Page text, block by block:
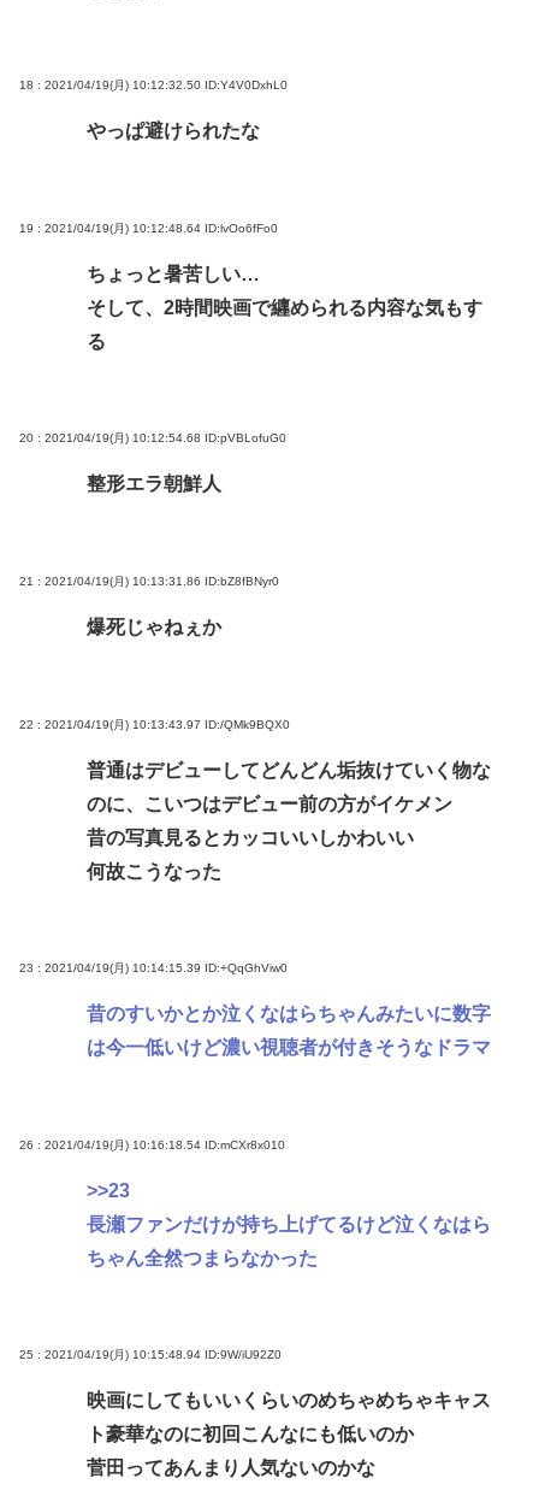
18 : 2021/04/19(月) 10:12:32.50 ID:Y4V0DxhL0
やっぱ避けられたな
19 : 2021/04/19(月) 10:12:48.64 ID:lvOo6fFo0
ちょっと暑苦しい…
そして、2時間映画で纒められる内容な気もす
る
20 : 2021/04/19(月) 10:12:54.68 ID:pVBLofuG0
整形エラ朝鮮人
21 : 2021/04/19(月) 10:13:31.86 ID:bZ8fBNyr0
爆死じゃねぇか
22 : 2021/04/19(月) 10:13:43.97 ID:/QMk9BQX0
普通はデビューしてどんどん垢抜けていく物な
のに、こいつはデビュー前の方がイケメン
昔の写真見るとカッコいいしかわいい
何故こうなった
23 : 2021/04/19(月) 10:14:15.39 ID:+QqGhViw0
昔のすいかとか泣くなはらちゃんみたいに数字
は今一低いけど濃い視聴者が付きそうなドラマ
26 : 2021/04/19(月) 10:16:18.54 ID:mCXr8x010
>>23
長瀬ファンだけが持ち上げてるけど泣くなはら
ちゃん全然つまらなかった
25 : 2021/04/19(月) 10:15:48.94 ID:9W/iU92Z0
映画にしてもいいくらいのめちゃめちゃキャス
ト豪華なのに初回こんなにも低いのか
菅田ってあんまり人気ないのかな